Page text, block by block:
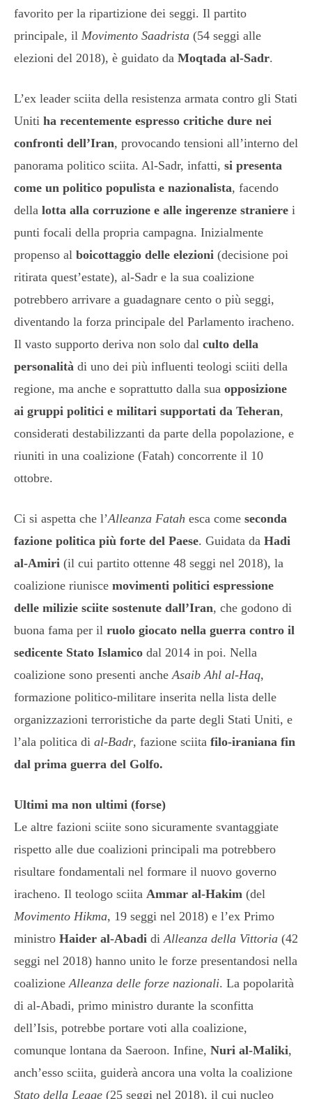
favorito per la ripartizione dei seggi. Il partito
principale, il Movimento Saadrista (54 seggi alle
elezioni del 2018), è guidato da Moqtada al-Sadr.
L’ex leader sciita della resistenza armata contro gli Stati
Uniti ha recentemente espresso critiche dure nei
confronti dell’Iran, provocando tensioni all’interno del
panorama politico sciita. Al-Sadr, infatti, si presenta
come un politico populista e nazionalista, facendo
della lotta alla corruzione e alle ingerenze straniere i
punti focali della propria campagna. Inizialmente
propenso al boicottaggio delle elezioni (decisione poi
ritirata quest’estate), al-Sadr e la sua coalizione
potrebbero arrivare a guadagnare cento o più seggi,
diventando la forza principale del Parlamento iracheno.
Il vasto supporto deriva non solo dal culto della
personalità di uno dei più influenti teologi sciiti della
regione, ma anche e soprattutto dalla sua opposizione
ai gruppi politici e militari supportati da Teheran,
considerati destabilizzanti da parte della popolazione, e
riuniti in una coalizione (Fatah) concorrente il 10
ottobre.
Ci si aspetta che l’Alleanza Fatah esca come seconda
fazione politica più forte del Paese. Guidata da Hadi
al-Amiri (il cui partito ottenne 48 seggi nel 2018), la
coalizione riunisce movimenti politici espressione
delle milizie sciite sostenute dall’Iran, che godono di
buona fama per il ruolo giocato nella guerra contro il
sedicente Stato Islamico dal 2014 in poi. Nella
coalizione sono presenti anche Asaib Ahl al-Haq,
formazione politico-militare inserita nella lista delle
organizzazioni terroristiche da parte degli Stati Uniti, e
l’ala politica di al-Badr, fazione sciita filo-iraniana fin
dal prima guerra del Golfo.
Ultimi ma non ultimi (forse)
Le altre fazioni sciite sono sicuramente svantaggiate
rispetto alle due coalizioni principali ma potrebbero
risultare fondamentali nel formare il nuovo governo
iracheno. Il teologo sciita Ammar al-Hakim (del
Movimento Hikma, 19 seggi nel 2018) e l’ex Primo
ministro Haider al-Abadi di Alleanza della Vittoria (42
seggi nel 2018) hanno unito le forze presentandosi nella
coalizione Alleanza delle forze nazionali. La popolarità
di al-Abadi, primo ministro durante la sconfitta
dell’Isis, potrebbe portare voti alla coalizione,
comunque lontana da Saeroon. Infine, Nuri al-Maliki,
anch’esso sciita, guiderà ancora una volta la coalizione
Stato della Legge (25 seggi nel 2018), il cui nucleo